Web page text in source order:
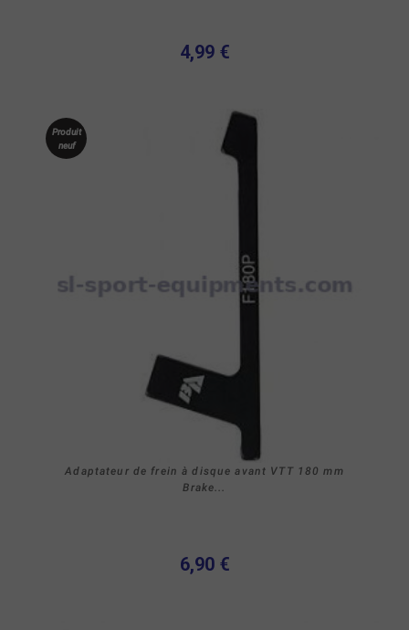
4,99 €
Produit
neuf
Adaptateur de frein à disque avant VTT 180 mm
Brake...
6,90 €